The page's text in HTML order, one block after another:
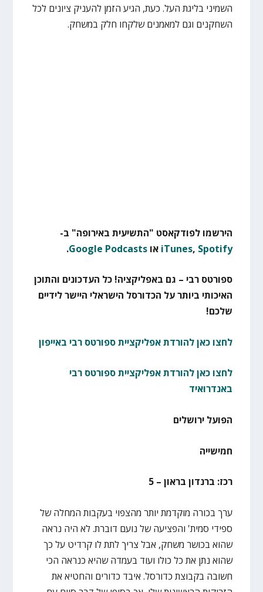
השמיני בליגת העל. כעת, הגיע הזמן להעניק ציונים לכל
השחקנים וגם למאמנים שלקחו חלק במשחק.
הירשמו לפודקאסט "התשיעית באירופה" ב-
iTunes, Spotify אוGoogle Podcasts
.
ספורטס רבי – גם באפליקציה! כל העדכונים והתוכן
האיכותי ביותר על הכדורסל הישראלי היישר לידיים
שלכם!
לחצו כאן להורדת אפליקציית ספורטס רבי באייפון
לחצו כאן להורדת אפליקציית ספורטס רבי
באנדרואיד
הפועל ירושלים
חמישייה
רכז: ברנדון בראון – 5
ערך בכורה מוקדמת יותר מהצפוי בעקבות המחלה של
ספידי סמית' והפציעה של נועם דוברת. לא היה נראה
שהוא בכושר משחק, אבל צריך לתת לו קרדיט על כך
שהוא נתן את כל כולו ועוד בעמדה שהיא כנראה הכי
חשובה בקבוצת כדורסל. איבד כדורים והחטיא את